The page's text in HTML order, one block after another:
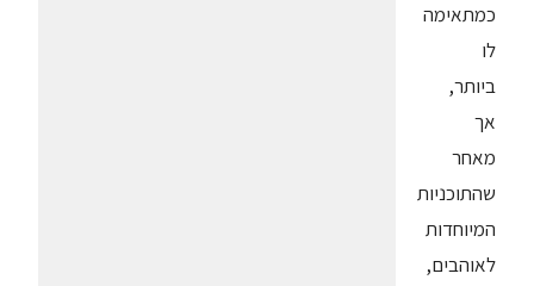
כמתאימה
לו
ביותר,
אך
מאחר
שהתוכניות
המיוחדות
לאוהבים,